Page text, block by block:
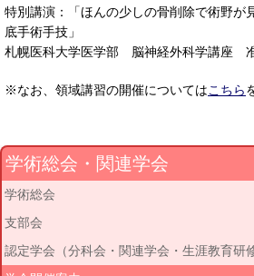
特別講演：「ほんの少しの骨削除で術野が
底手術手技」
札幌医科大学医学部 脳神経外科学講座
※なお、領域講習の開催についてはこちら
学術総会・関連学会
学術総会
支部会
認定学会（分科会・関連学会・生涯教育研